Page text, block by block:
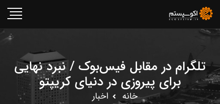
تلگرام در مقابل فیس‌بوک / نبرد نهایی
برای پیروزی در دنیای کریپتو
خانه اخبار